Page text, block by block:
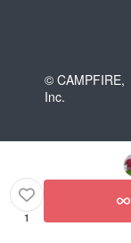
© CAMPFIRE,
Inc.
1